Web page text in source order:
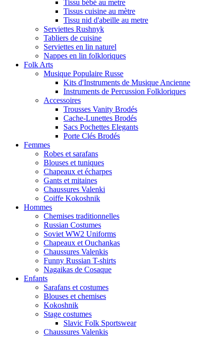
Tissu bébé au metre
Tissus cuisine au mètre
Tissu nid d'abeille au metre
Serviettes Rushnyk
Tabliers de cuisine
Serviettes en lin naturel
Nappes en lin folkloriques
Folk Arts
Musique Populaire Russe
Kits d'Instruments de Musique Ancienne
Instruments de Percussion Folkloriques
Accessoires
Trousses Vanity Brodés
Cache-Lunettes Brodés
Sacs Pochettes Elegants
Porte Clés Brodés
Femmes
Robes et sarafans
Blouses et tuniques
Chapeaux et écharpes
Gants et mitaines
Chaussures Valenki
Coiffe Kokoshnik
Hommes
Chemises traditionnelles
Russian Costumes
Soviet WW2 Uniforms
Chapeaux et Ouchankas
Chaussures Valenkis
Funny Russian T-shirts
Nagaikas de Cosaque
Enfants
Sarafans et costumes
Blouses et chemises
Kokoshnik
Stage costumes
Slavic Folk Sportswear
Chaussures Valenkis